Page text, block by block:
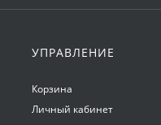
УПРАВЛЕНИЕ
Корзина
Личный кабинет